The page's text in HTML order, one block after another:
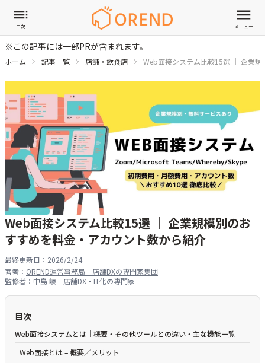
目次 メニュー
※この記事には一部PRが含まれます。
ホーム 記事一覧 店舗・飲食店 Web面接システム比較15選 │ 企業規
Web面接システム比較15選 │ 企業規模別のお
すすめを料金・アカウント数から紹介
最終更新日： 2026/2/24
著者： OREND運営事務局｜店舗DXの専門家集団
監修者： 中島 崚｜店舗DX・IT化の専門家
目次
Web面接システムとは｜概要・その他ツールとの違い・主な機能一覧
Web面接とは – 概要／メリット